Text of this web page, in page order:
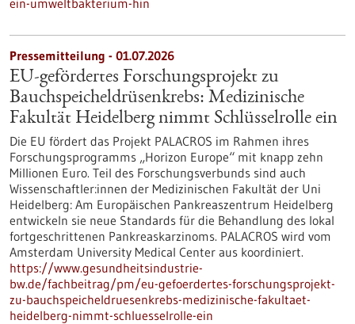
ein-umweltbakterium-hin
Pressemitteilung - 01.07.2026
EU-gefördertes Forschungsprojekt zu
Bauchspeicheldrüsenkrebs: Medizinische
Fakultät Heidelberg nimmt Schlüsselrolle ein
Die EU fördert das Projekt PALACROS im Rahmen ihres
Forschungsprogramms „Horizon Europe“ mit knapp zehn
Millionen Euro. Teil des Forschungsverbunds sind auch
Wissenschaftler:innen der Medizinischen Fakultät der Uni
Heidelberg: Am Europäischen Pankreaszentrum Heidelberg
entwickeln sie neue Standards für die Behandlung des lokal
fortgeschrittenen Pankreaskarzinoms. PALACROS wird vom
Amsterdam University Medical Center aus koordiniert.
https://www.gesundheitsindustrie-
bw.de/fachbeitrag/pm/eu-gefoerdertes-forschungsprojekt-
zu-bauchspeicheldruesenkrebs-medizinische-fakultaet-
heidelberg-nimmt-schluesselrolle-ein